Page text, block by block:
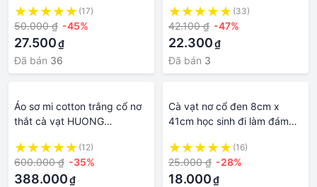
(17)
50.000 ₫ -45%
27.500₫
Đã bán 36
(33)
42.100 ₫ -47%
22.300₫
Đã bán 3
Áo sơ mi cotton trắng cổ nơ
thắt cà vạt HUONG
(12)
600.000 ₫ -35%
388.000₫
Cà vạt nơ cổ đen 8cm x
41cm học sinh đi làm đám
(16)
25.000 ₫ -28%
18.000₫